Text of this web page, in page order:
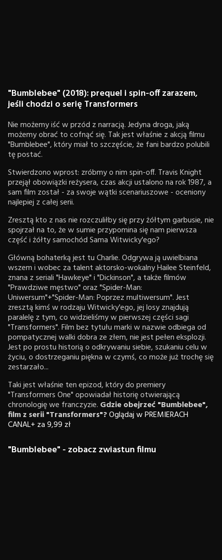
"Bumblebee" (2018): prequel i spin-off zarazem,
jeśli chodzi o serię Transformers
Nie możemy iść w przód z narracją. Jedyna droga, jaką
możemy obrać to cofnąć się. Tak jest właśnie z akcją filmu
"Bumblebee", który miał to szczęście, że fani bardzo polubili
tę postać.
Stwierdzono wprost: zróbmy o nim spin-off. Travis Knight
przejął obowiązki reżysera, czas akcji ustalono na rok 1987, a
sam film został - za swoje wątki scenariuszowe - oceniony
najlepiej z całej serii.
Zresztą kto z nas nie rozczuliłby się przy żółtym garbusie, nie
spojrzał na to, że w sumie przypomina się nam pierwsza
część i żółty samochód Sama Witwicky'ego?
Główną bohaterką jest tu Charlie. Odgrywa ją uwielbiana
wszem i wobec za talent aktorsko-wokalny Hailee Steinfeld,
znana z seriali "Hawkeye" i "Dickinson", a także filmów
"Prawdziwe męstwo" oraz "Spider-Man:
Uniwersum"+"Spider-Man: Poprzez multiwersum". Jest
zresztą kimś w rodzaju Witwicky'ego, jej losy znajdują
paralelę z tym, co widzieliśmy w pierwszej części sagi
"Transformers". Film bez tytułu marki w nazwie odbiega od
pompatycznej walki dobra ze złem, nie jest pełen eksplozji.
Jest po prostu historią o odkrywaniu siebie, szukaniu celu w
życiu, o dostrzeganiu piękna w czymś, co może już trochę się
zestarzało...
Taki jest właśnie ten epizod, który do premiery
"Transformers One" opowiadał historię otwierającą
chronologię we franczyzie. Gdzie obejrzeć "Bumblebee",
film z serii "Transformers"?Oglądaj w PREMIERACH
CANAL+ za 9,99 zł
"Bumblebee" - zobacz zwiastun filmu